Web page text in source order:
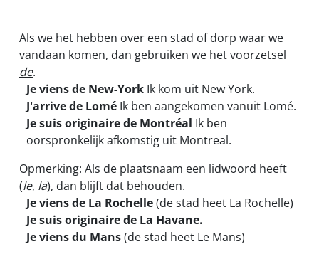
Als we het hebben over een stad of dorp waar we
vandaan komen, dan gebruiken we het voorzetsel
de.
Je viens de New-York Ik kom uit New York.
J'arrive de Lomé Ik ben aangekomen vanuit Lomé.
Je suis originaire de Montréal Ik ben
oorspronkelijk afkomstig uit Montreal.
Opmerking: Als de plaatsnaam een lidwoord heeft
(le, la), dan blijft dat behouden.
Je viens de La Rochelle(de stad heet La Rochelle)
Je suis originaire de La Havane.
Je viens du Mans(de stad heet Le Mans)